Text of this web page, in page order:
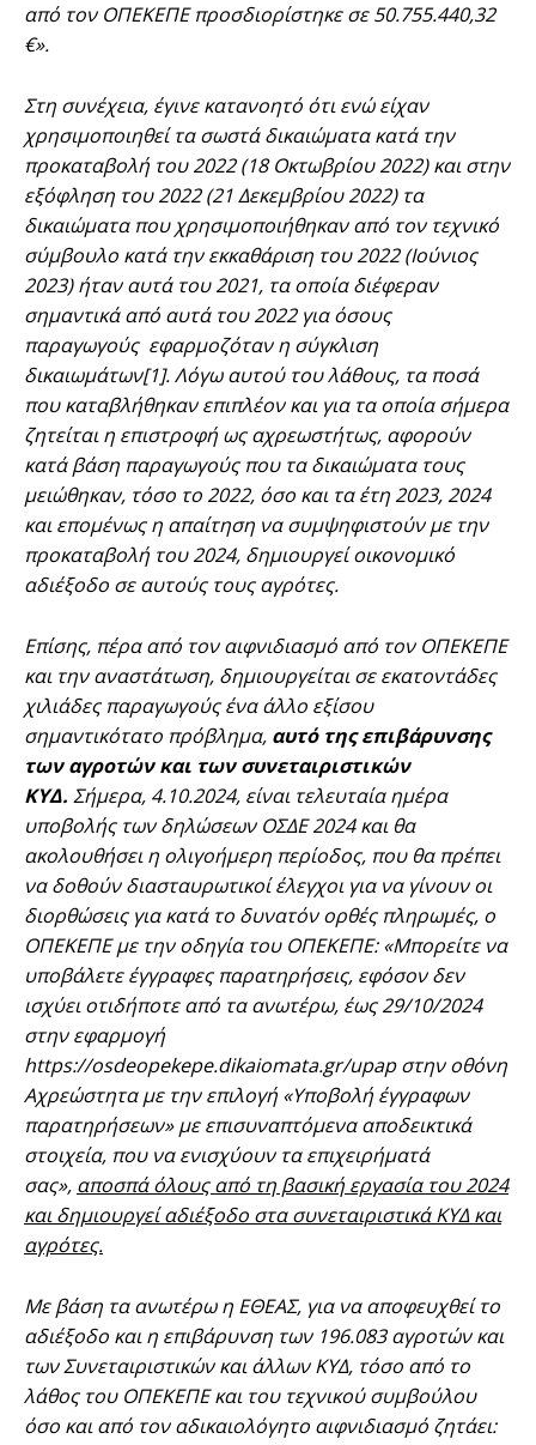
από τον ΟΠΕΚΕΠΕ προσδιορίστηκε σε 50.755.440,32
€».
Στη συνέχεια, έγινε κατανοητό ότι ενώ είχαν
χρησιμοποιηθεί τα σωστά δικαιώματα κατά την
προκαταβολή του 2022 (18 Οκτωβρίου 2022) και στην
εξόφληση του 2022 (21 Δεκεμβρίου 2022) τα
δικαιώματα που χρησιμοποιήθηκαν από τον τεχνικό
σύμβουλο κατά την εκκαθάριση του 2022 (Ιούνιος
2023) ήταν αυτά του 2021, τα οποία διέφεραν
σημαντικά από αυτά του 2022 για όσους
παραγωγούς εφαρμοζόταν η σύγκλιση
δικαιωμάτων[1]. Λόγω αυτού του λάθους, τα ποσά
που καταβλήθηκαν επιπλέον και για τα οποία σήμερα
ζητείται η επιστροφή ως αχρεωστήτως, αφορούν
κατά βάση παραγωγούς που τα δικαιώματα τους
μειώθηκαν, τόσο το 2022, όσο και τα έτη 2023, 2024
και επομένως η απαίτηση να συμψηφιστούν με την
προκαταβολή του 2024, δημιουργεί οικονομικό
αδιέξοδο σε αυτούς τους αγρότες.
Επίσης, πέρα από τον αιφνιδιασμό από τον ΟΠΕΚΕΠΕ
και την αναστάτωση, δημιουργείται σε εκατοντάδες
χιλιάδες παραγωγούς ένα άλλο εξίσου
σημαντικότατο πρόβλημα, αυτό της επιβάρυνσης
των αγροτών και των συνεταιριστικών
ΚΥΔ. Σήμερα, 4.10.2024, είναι τελευταία ημέρα
υποβολής των δηλώσεων ΟΣΔΕ 2024 και θα
ακολουθήσει η ολιγοήμερη περίοδος, που θα πρέπει
να δοθούν διασταυρωτικοί έλεγχοι για να γίνουν οι
διορθώσεις για κατά το δυνατόν ορθές πληρωμές, ο
ΟΠΕΚΕΠΕ με την οδηγία του ΟΠΕΚΕΠΕ: «Μπορείτε να
υποβάλετε έγγραφες παρατηρήσεις, εφόσον δεν
ισχύει οτιδήποτε από τα ανωτέρω, έως 29/10/2024
στην εφαρμογή
https://osdeopekepe.dikaiomata.gr/upap στην οθόνη
Αχρεώστητα με την επιλογή «Υποβολή έγγραφων
παρατηρήσεων» με επισυναπτόμενα αποδεικτικά
στοιχεία, που να ενισχύουν τα επιχειρήματά
σας», αποσπά όλους από τη βασική εργασία του 2024
και δημιουργεί αδιέξοδο στα συνεταιριστικά ΚΥΔ και
αγρότες.
Με βάση τα ανωτέρω η ΕΘΕΑΣ, για να αποφευχθεί το
αδιέξοδο και η επιβάρυνση των 196.083 αγροτών και
των Συνεταιριστικών και άλλων ΚΥΔ, τόσο από το
λάθος του ΟΠΕΚΕΠΕ και του τεχνικού συμβούλου
όσο και από τον αδικαιολόγητο αιφνιδιασμό ζητάει: